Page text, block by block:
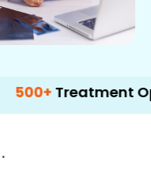
Treatment Options
*